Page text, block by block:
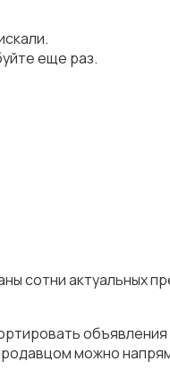
еще раз.
сотни актуальных
можно